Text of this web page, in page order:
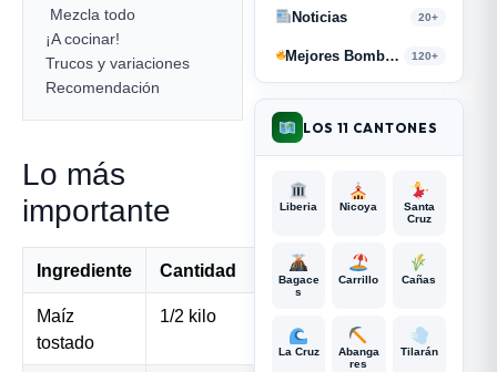
️ Mezcla todo
¡A cocinar!
Trucos y variaciones
Recomendación
Lo más
importante
Ingrediente Cantidad
Maíz
tostado
1/2 kilo
Noticias 20+
Mejores Bombas y Retahílas 120+
LOS 11 CANTONES
Liberia Nicoya
Santa
Cruz
Bagace
s
Carrillo Cañas
La Cruz
Abanga
res
Tilarán